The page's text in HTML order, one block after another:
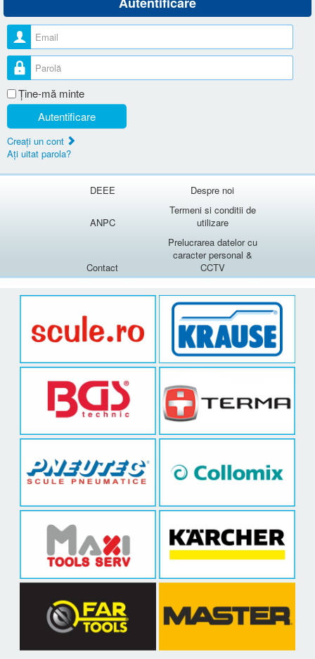
Nume utilizator
Parolă
Ţine-mă minte
Autentificare
Creaţi un cont
Aţi uitat parola?
DEEE Despre noi
ANPC
Termeni si conditii de
utilizare
Contact
Prelucrarea datelor cu
caracter personal &
CCTV